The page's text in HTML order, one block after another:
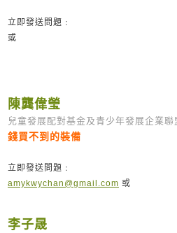
立即發送問題﹕
或
陳龔偉瑩
兒童發展配對基金及青少年發展企業聯
錢買不到的裝備
立即發送問題﹕
amykwychan@gmail.com 或
李子晟